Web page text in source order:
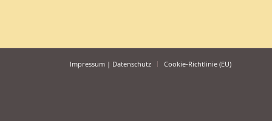
Impressum | Datenschutz Cookie-Richtlinie (EU)